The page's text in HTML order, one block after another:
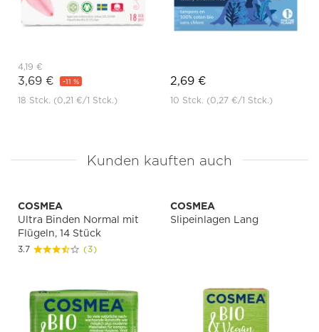
4,19 €
3,69 € -11 %
18 Stck. (0,21 €/1 Stck.)
2,69 €
10 Stck. (0,27 €/1 Stck.)
Kunden kauften auch
COSMEA
Ultra Binden Normal mit
Flügeln, 14 Stück
3.7 (3)
COSMEA
Slipeinlagen Lang